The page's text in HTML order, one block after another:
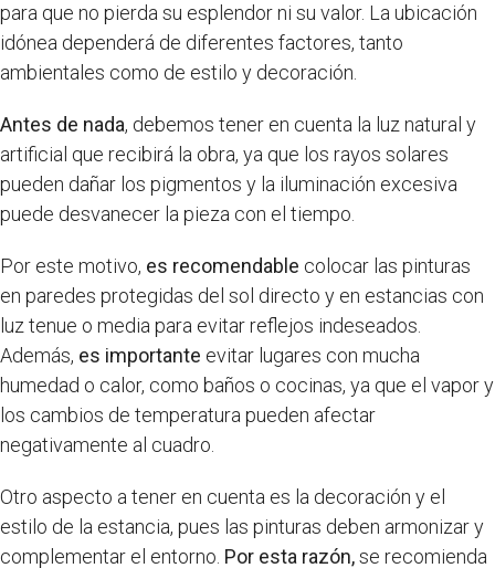
para que no pierda su esplendor ni su valor. La ubicación
idónea dependerá de diferentes factores, tanto
ambientales como de estilo y decoración.
Antes de nada, debemos tener en cuenta la luz natural y
artificial que recibirá la obra, ya que los rayos solares
pueden dañar los pigmentos y la iluminación excesiva
puede desvanecer la pieza con el tiempo.
Por este motivo, es recomendable colocar las pinturas
en paredes protegidas del sol directo y en estancias con
luz tenue o media para evitar reflejos indeseados.
Además, es importante evitar lugares con mucha
humedad o calor, como baños o cocinas, ya que el vapor y
los cambios de temperatura pueden afectar
negativamente al cuadro.
Otro aspecto a tener en cuenta es la decoración y el
estilo de la estancia, pues las pinturas deben armonizar y
complementar el entorno. Por esta razón,se recomienda